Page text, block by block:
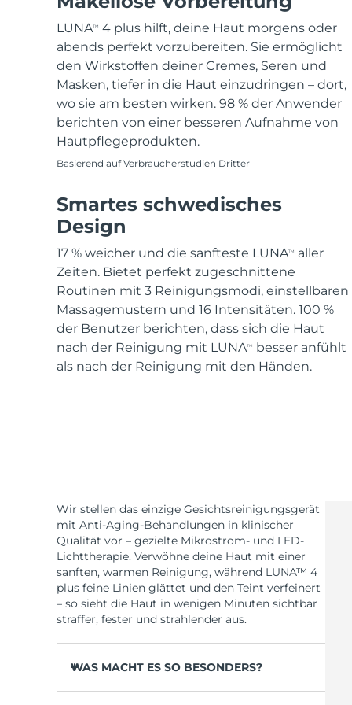
LUNATM
4 plus hilft, deine Haut morgens oder
abends perfekt vorzubereiten. Sie ermöglicht
den Wirkstoffen deiner Cremes, Seren und
Masken, tiefer in die Haut einzudringen – dort,
wo sie am besten wirken. 98 % der Anwender
berichten von einer besseren Aufnahme von
Hautpflegeprodukten.
Basierend auf Verbraucherstudien Dritter
Smartes schwedisches
Design
17 % weicher und die sanfteste LUNATM
aller
Zeiten. Bietet perfekt zugeschnittene
Routinen mit 3 Reinigungsmodi, einstellbaren
Massagemustern und 16 Intensitäten. 100 %
der Benutzer berichten, dass sich die Haut
nach der Reinigung mit LUNATM
besser anfühlt
als nach der Reinigung mit den Händen.
Wir stellen das einzige Gesichtsreinigungsgerät
mit Anti-Aging-Behandlungen in klinischer
Qualität vor – gezielte Mikrostrom- und LED-
Lichttherapie. Verwöhne deine Haut mit einer
sanften, warmen Reinigung, während LUNA™ 4
plus feine Linien glättet und den Teint verfeinert
– so sieht die Haut in wenigen Minuten sichtbar
straffer, fester und strahlender aus.
WAS MACHT ES SO BESONDERS?